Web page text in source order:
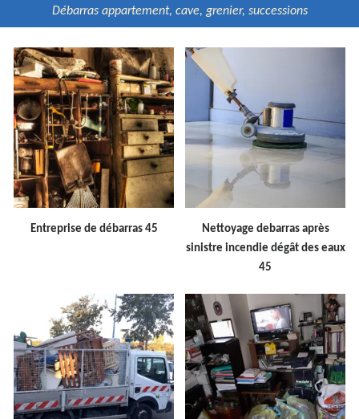
Débarras appartement, cave, grenier, successions
Entreprise de débarras 45
Nettoyage debarras après
sinistre incendie dégât des eaux
45